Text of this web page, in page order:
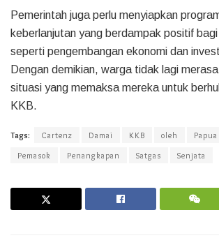
Pemerintah juga perlu menyiapkan
keberlanjutan yang berdampak positif
seperti pengembangan ekonomi dan
Dengan demikian, warga tidak lagi
situasi yang memaksa mereka untuk
KKB.
Tags: Cartenz Damai KKB oleh Papua
Pemasok
Penangkapan Satgas Senjata